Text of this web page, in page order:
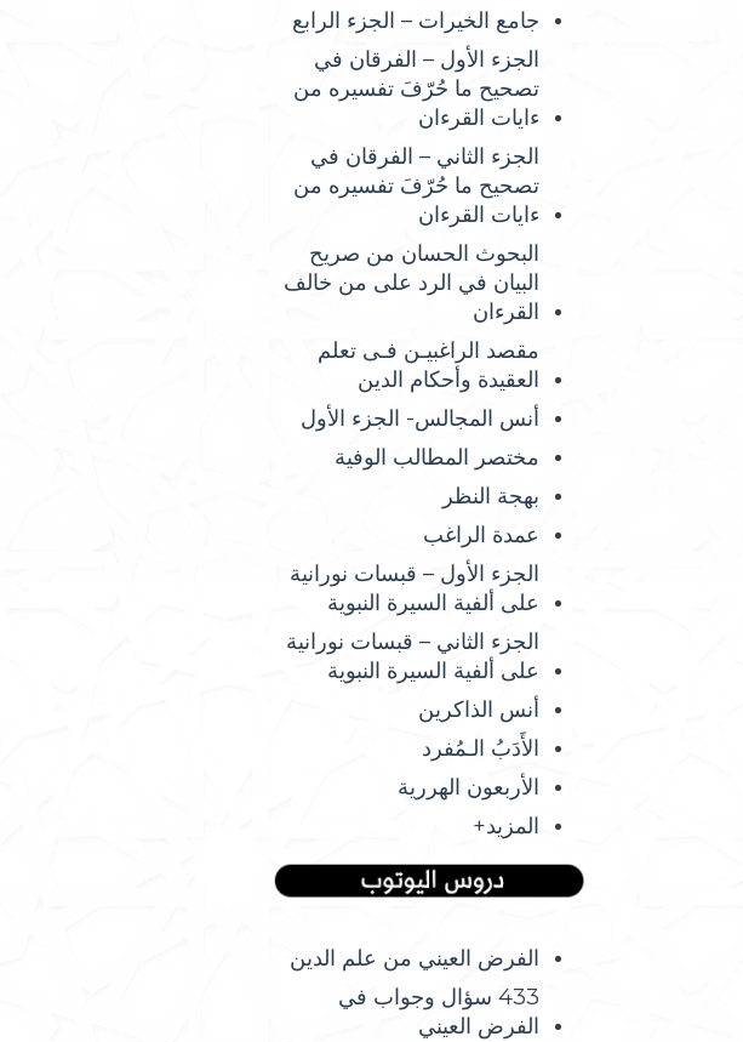
جامع الخيرات – الجزء الرابع
الجزء الأول – الفرقان في
تصحيح ما حُرّفَ تفسيره من
ءايات القرءان
الجزء الثاني – الفرقان في
تصحيح ما حُرّفَ تفسيره من
ءايات القرءان
البحوث الحسان من صريح
البيان في الرد على من خالف
القرءان
مقصد الراغبيـن فـى تعلم
العقيدة وأحكام الدين
أنس المجالس- الجزء الأول
مختصر المطالب الوفية
بهجة النظر
عمدة الراغب
الجزء الأول – قبسات نورانية
على ألفية السيرة النبوية
الجزء الثاني – قبسات نورانية
على ألفية السيرة النبوية
أنس الذاكرين
الأَدَبُ الـمُفرد
الأربعون الهررية
المزيد+
الفرض العيني من علم الدين
433 سؤال وجواب في
الفرض العيني